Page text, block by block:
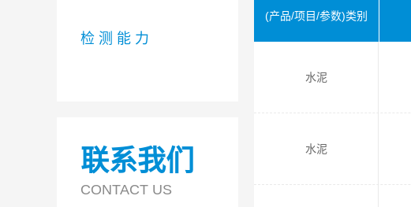
检 测 能 力
联系我们
CONTACT US
(产品/项目/参数)类别
水泥
水泥